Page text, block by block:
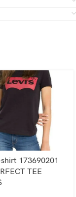
shirt 173690201
TEE